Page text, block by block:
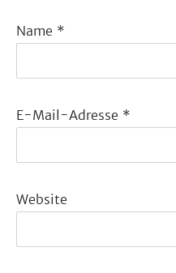
Name *
E-Mail-Adresse *
Website